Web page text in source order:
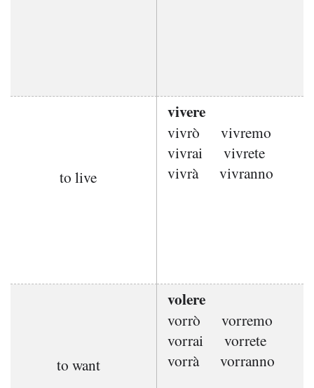
to live
vivere
vivrò
vivremo
vivrai
vivrete
vivrà
vivranno
to want
volere
vorrò
vorremo
vorrai
vorrete
vorrà
vorranno